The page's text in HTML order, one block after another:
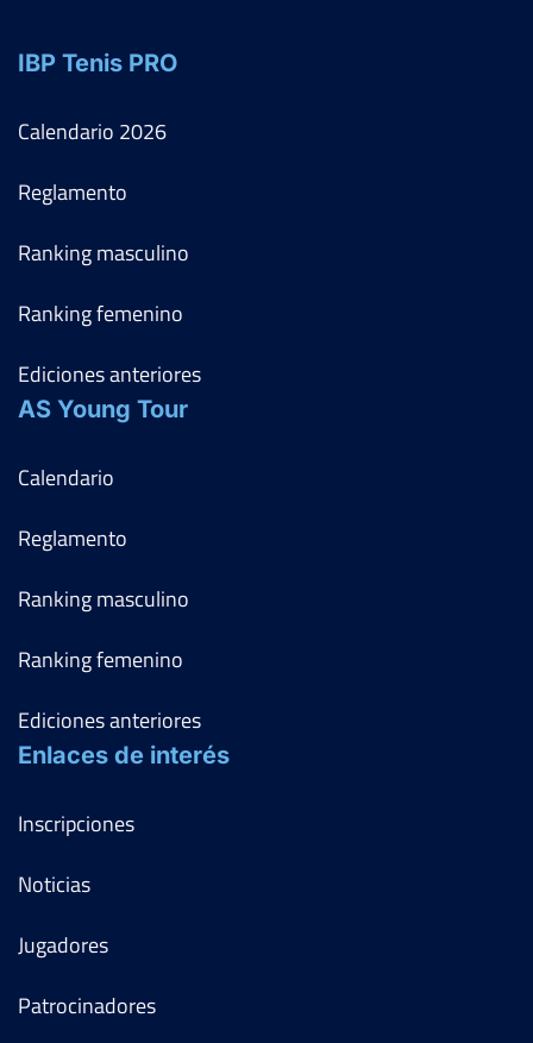
IBP Tenis PRO
Calendario 2026
Reglamento
Ranking masculino
Ranking femenino
Ediciones anteriores
AS Young Tour
Calendario
Reglamento
Ranking masculino
Ranking femenino
Ediciones anteriores
Enlaces de interés
Inscripciones
Noticias
Jugadores
Patrocinadores